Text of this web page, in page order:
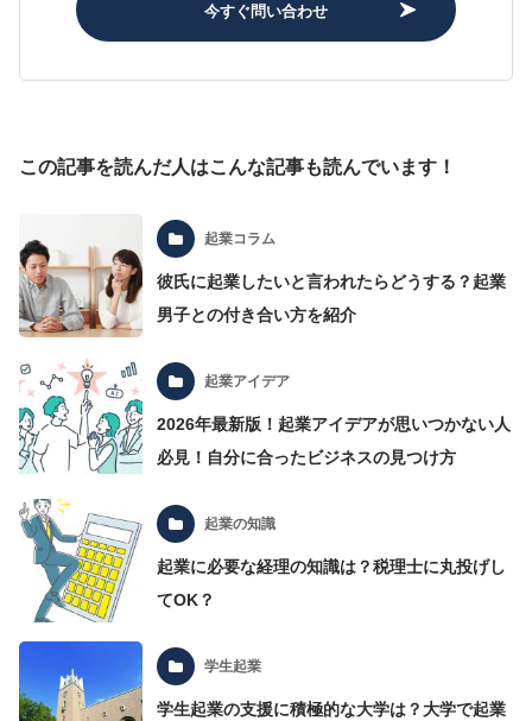
今すぐ問い合わせ
この記事を読んだ人はこんな記事も読んでいます！
起業コラム
彼氏に起業したいと言われたらどうする？起業
男子との付き合い方を紹介
起業アイデア
2026年最新版！起業アイデアが思いつかない人
必見！自分に合ったビジネスの見つけ方
起業の知識
起業に必要な経理の知識は？税理士に丸投げし
てOK？
学生起業
学生起業の支援に積極的な大学は？大学で起業